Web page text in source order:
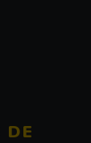
DE